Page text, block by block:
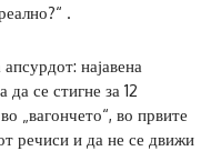
.
најавена
се стигне за 12
„вагончето“, во првите
речиси и да не се движи